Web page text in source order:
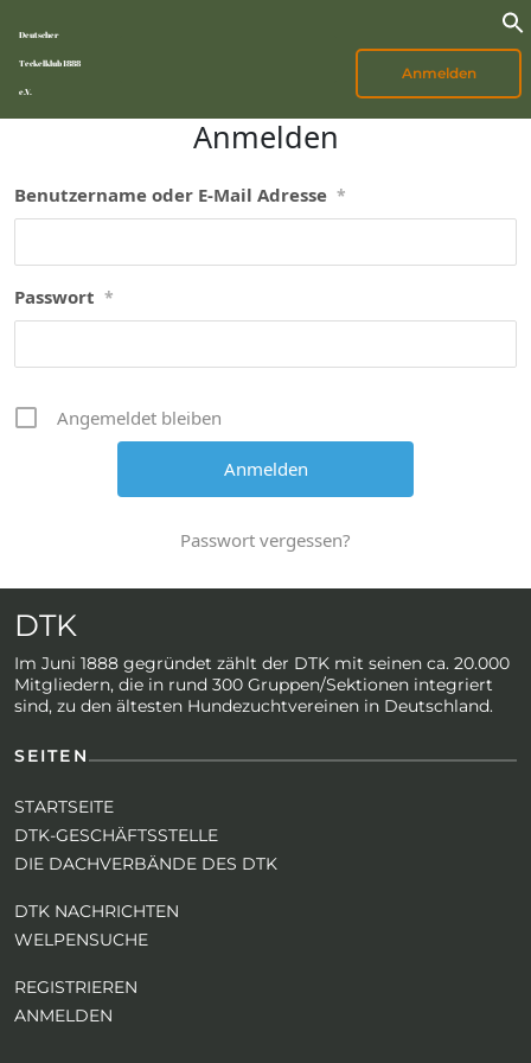
Deutscher
Teckelklub 1888
e.V.
Anmelden
Anmelden
Benutzername oder E-Mail Adresse *
Passwort *
Angemeldet bleiben
Passwort vergessen?
DTK
Im Juni 1888 gegründet zählt der DTK mit seinen ca. 20.000
Mitgliedern, die in rund 300 Gruppen/Sektionen integriert
sind, zu den ältesten Hundezuchtvereinen in Deutschland.
SEITEN
STARTSEITE
DTK-GESCHÄFTSSTELLE
DIE DACHVERBÄNDE DES DTK
DTK NACHRICHTEN
WELPENSUCHE
REGISTRIEREN
ANMELDEN